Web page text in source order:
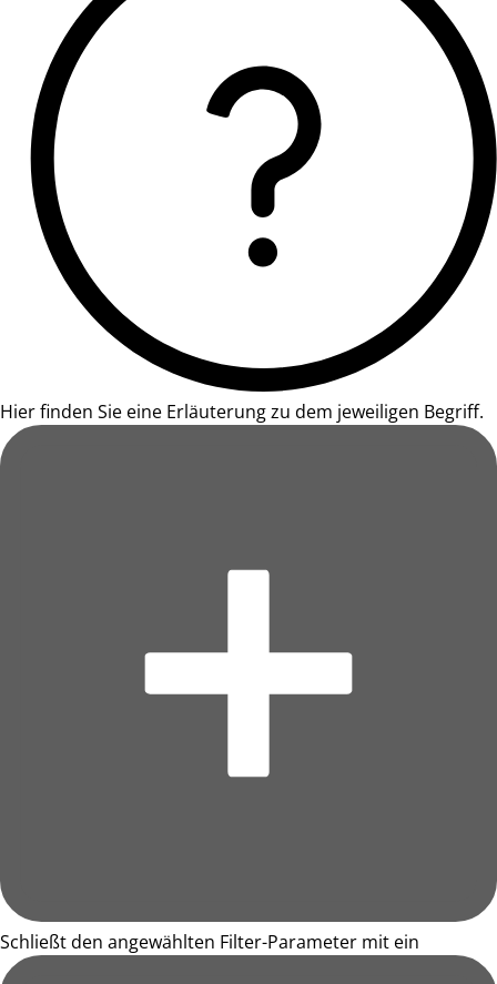
Hier finden Sie eine Erläuterung zu dem jeweiligen Begriff.
Schließt den angewählten Filter-Parameter mit ein